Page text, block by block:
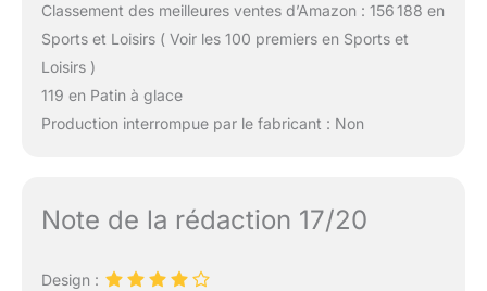
Classement des meilleures ventes d’Amazon : 156 188 en
Sports et Loisirs ( Voir les 100 premiers en Sports et
Loisirs )
119 en Patin à glace
Production interrompue par le fabricant : Non
Note de la rédaction 17/20
Design :